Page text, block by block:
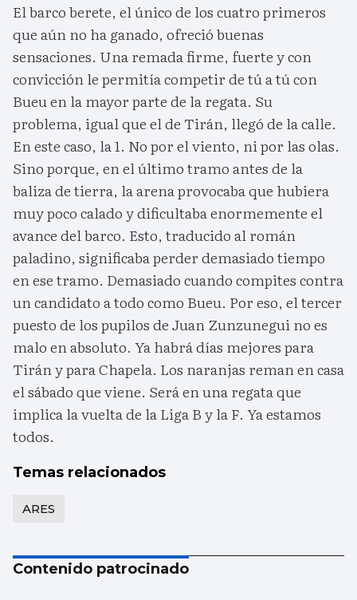
El barco berete, el único de los cuatro primeros
que aún no ha ganado, ofreció buenas
sensaciones. Una remada firme, fuerte y con
convicción le permitía competir de tú a tú con
Bueu en la mayor parte de la regata. Su
problema, igual que el de Tirán, llegó de la calle.
En este caso, la 1. No por el viento, ni por las olas.
Sino porque, en el último tramo antes de la
baliza de tierra, la arena provocaba que hubiera
muy poco calado y dificultaba enormemente el
avance del barco. Esto, traducido al román
paladino, significaba perder demasiado tiempo
en ese tramo. Demasiado cuando compites contra
un candidato a todo como Bueu. Por eso, el tercer
puesto de los pupilos de Juan Zunzunegui no es
malo en absoluto. Ya habrá días mejores para
Tirán y para Chapela. Los naranjas reman en casa
el sábado que viene. Será en una regata que
implica la vuelta de la Liga B y la F. Ya estamos
todos.
Temas relacionados
ARES
Contenido patrocinado